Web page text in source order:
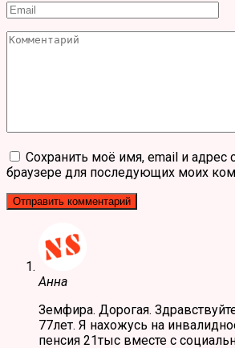
Email
Комментарий
Сохранить моё имя, email и адрес
браузере для последующих моих
Анна
Земфира. Дорогая.
77лет. Я нахожусь на
пенсия 21тыс вместе с